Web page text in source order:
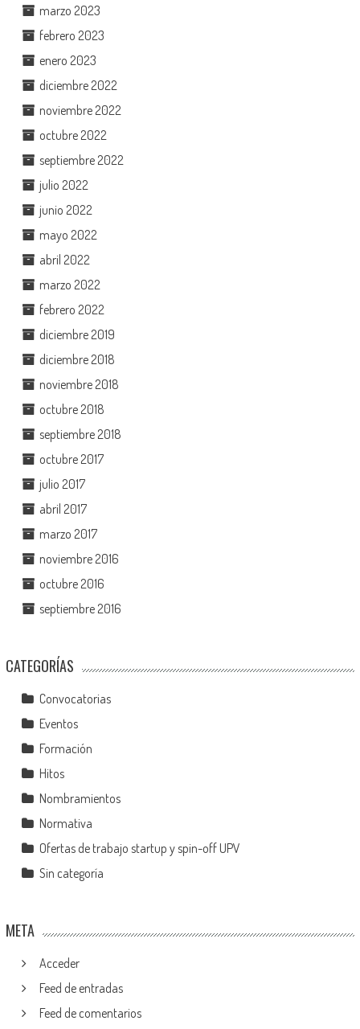
marzo 2023
febrero 2023
enero 2023
diciembre 2022
noviembre 2022
octubre 2022
septiembre 2022
julio 2022
junio 2022
mayo 2022
abril 2022
marzo 2022
febrero 2022
diciembre 2019
diciembre 2018
noviembre 2018
octubre 2018
septiembre 2018
octubre 2017
julio 2017
abril 2017
marzo 2017
noviembre 2016
octubre 2016
septiembre 2016
CATEGORÍAS
Convocatorias
Eventos
Formación
Hitos
Nombramientos
Normativa
Ofertas de trabajo startup y spin-off UPV
Sin categoría
META
Acceder
Feed de entradas
Feed de comentarios